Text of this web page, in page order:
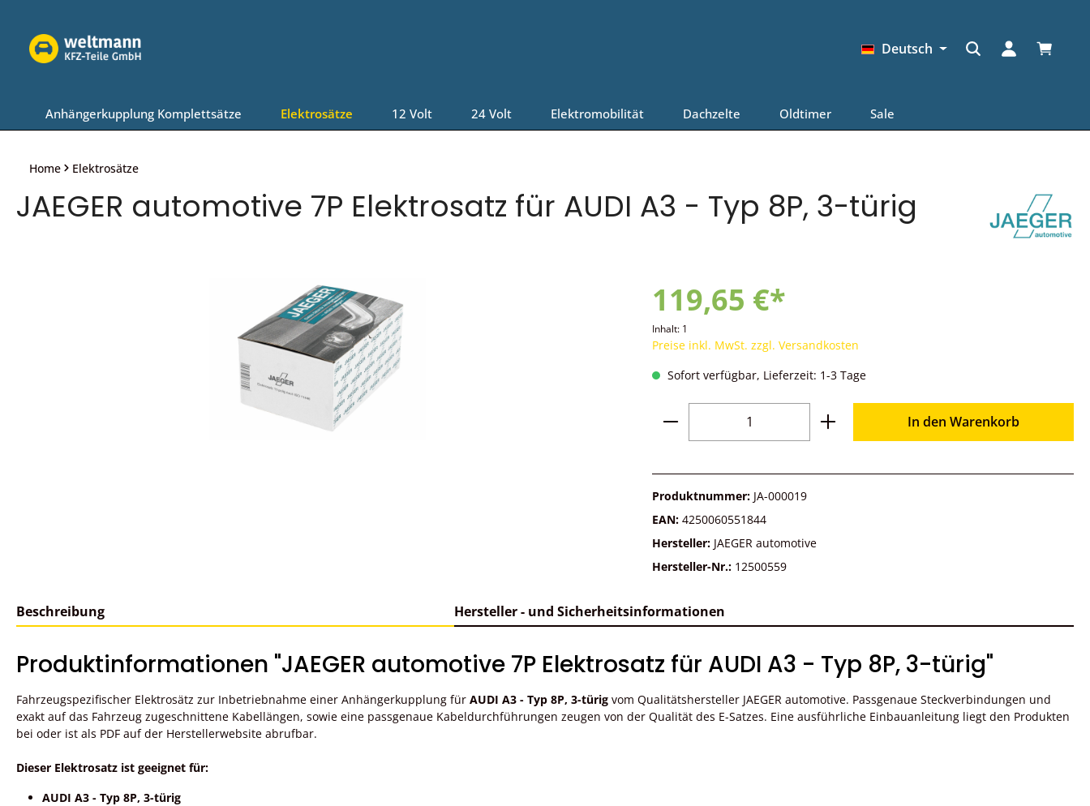
Deutsch
Anhängerkupplung Komplettsätze Elektrosätze 12 Volt 24 Volt Elektromobilität Dachzelte Oldtimer Sale
Home Elektrosätze
JAEGER automotive 7P Elektrosatz für AUDI A3 - Typ 8P, 3-türig
119,65 €*
Inhalt: 1
Preise inkl. MwSt. zzgl. Versandkosten
Sofort verfügbar, Lieferzeit: 1-3 Tage
Produkt Anzahl: Gib den gewünschten Wert
In den Warenkorb
Produktnummer: JA-000019
EAN: 4250060551844
Hersteller: JAEGER automotive
Hersteller-Nr.: 12500559
Beschreibung Hersteller - und Sicherheitsinformationen
Produktinformationen "JAEGER automotive 7P Elektrosatz für AUDI A3 - Typ 8P, 3-türig"
Fahrzeugspezifischer Elektrosätz zur Inbetriebnahme einer Anhängerkupplung für AUDI A3 - Typ 8P, 3-türig vom Qualitätshersteller JAEGER automotive. Passgenaue Steckverbindungen und
exakt auf das Fahrzeug zugeschnittene Kabellängen, sowie eine passgenaue Kabeldurchführungen zeugen von der Qualität des E-Satzes. Eine ausführliche Einbauanleitung liegt den Produkten
bei oder ist als PDF auf der Herstellerwebsite abrufbar.
Dieser Elektrosatz ist geeignet für:
AUDI A3 - Typ 8P, 3-türig